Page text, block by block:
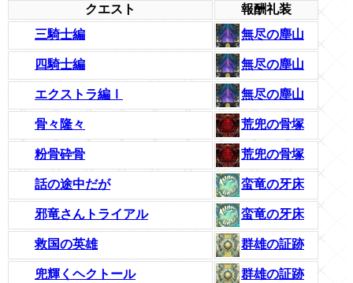
クエスト
報酬礼装
三騎士編
無尽の塵山
四騎士編 無尽の塵山
エクストラ編Ⅰ 無尽の塵山
骨々隆々 荒兜の骨塚
粉骨砕骨 荒兜の骨塚
話の途中だが 蛮竜の牙床
邪竜さんトライアル 蛮竜の牙床
救国の英雄 群雄の証跡
兜輝くヘクトール 群雄の証跡